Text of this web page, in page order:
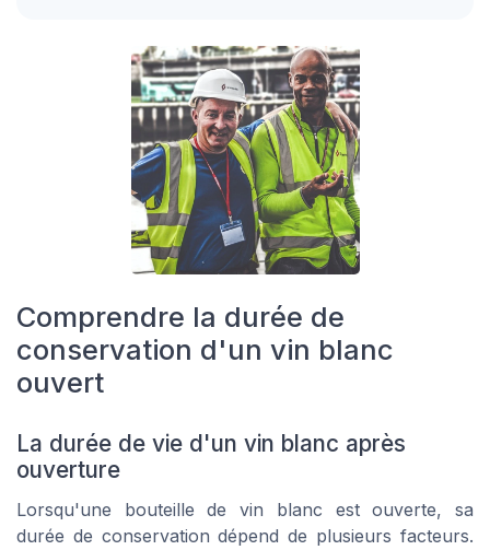
Comprendre la durée de
conservation d'un vin blanc
ouvert
La durée de vie d'un vin blanc après
ouverture
Lorsqu'une bouteille de vin blanc est ouverte, sa
durée de conservation dépend de plusieurs facteurs.